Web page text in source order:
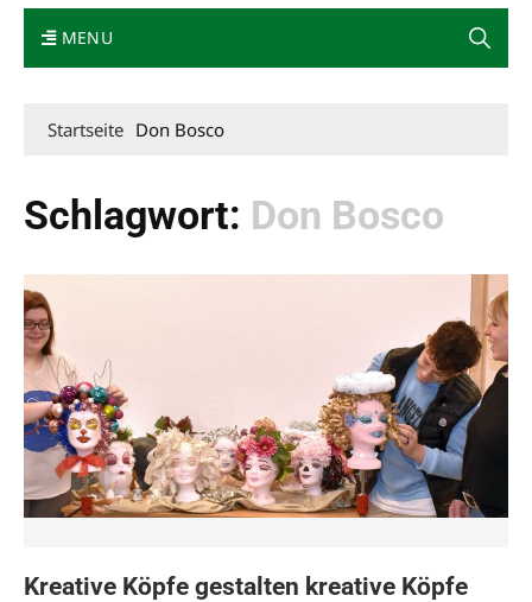
MENU
Startseite Don Bosco
Schlagwort: Don Bosco
Kreative Köpfe gestalten kreative Köpfe